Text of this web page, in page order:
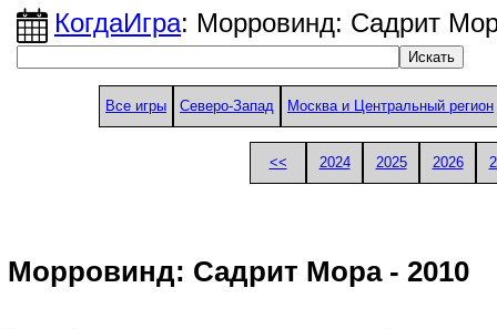
КогдаИгра: Морровинд: Садрит
Все игры Северо-Запад Москва и Центральный регион
<< 2024 2025 2026
Морровинд: Садрит Мора - 2010